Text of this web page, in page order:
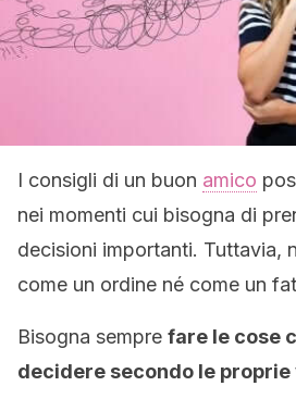
I consigli di un buon amico
nei momenti cui bisogna di
decisioni importanti. Tuttavia,
come un ordine né come un
Bisogna sempre fare le cose
decidere secondo le proprie